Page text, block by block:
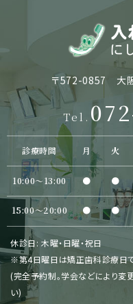
〒572-0857 大
Tel.
診療時間 月 火
10:00〜13:00 ● ●
15:00〜20:00 ● ●
休診日: 木曜・日曜・祝日
※第4日曜日は矯正歯科診療日で
(完全予約制。学会などにより変
い)